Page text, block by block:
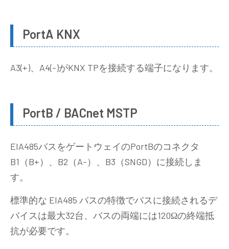
PortA KNX
A3(+)、A4(-)がKNX TPを接続する端子になります。
PortB / BACnet MSTP
EIA485バスをゲートウェイのPortBのコネクタ
B1（B+）、B2（A-）、B3（SNGD）に接続しま
す。
標準的な EIA485 バスの特徴でバスに接続されるデ
バイスは最大32台、バスの両端には120Ωの終端抵
抗が必要です。